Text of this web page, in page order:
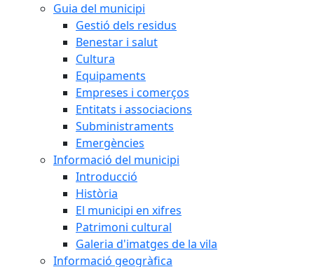
Guia del municipi
Gestió dels residus
Benestar i salut
Cultura
Equipaments
Empreses i comerços
Entitats i associacions
Subministraments
Emergències
Informació del municipi
Introducció
Història
El municipi en xifres
Patrimoni cultural
Galeria d'imatges de la vila
Informació geogràfica